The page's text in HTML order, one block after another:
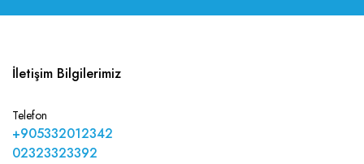
İletişim Bilgilerimiz
Telefon
+905332012342
02323323392